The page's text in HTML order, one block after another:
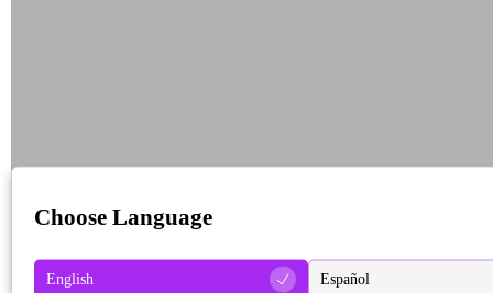
Choose Language
English Español